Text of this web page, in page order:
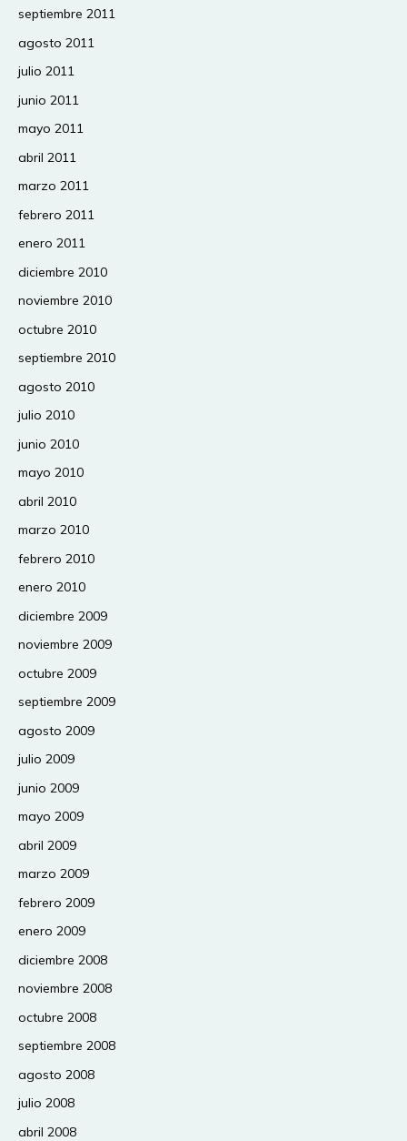
septiembre 2011
agosto 2011
julio 2011
junio 2011
mayo 2011
abril 2011
marzo 2011
febrero 2011
enero 2011
diciembre 2010
noviembre 2010
octubre 2010
septiembre 2010
agosto 2010
julio 2010
junio 2010
mayo 2010
abril 2010
marzo 2010
febrero 2010
enero 2010
diciembre 2009
noviembre 2009
octubre 2009
septiembre 2009
agosto 2009
julio 2009
junio 2009
mayo 2009
abril 2009
marzo 2009
febrero 2009
enero 2009
diciembre 2008
noviembre 2008
octubre 2008
septiembre 2008
agosto 2008
julio 2008
abril 2008